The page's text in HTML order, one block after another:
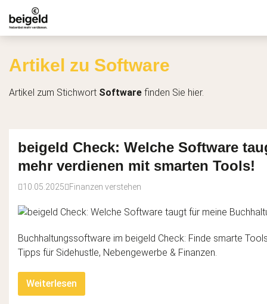
Artikel zu Software
Artikel zum Stichwort Software finden Sie hier.
beigeld Check: Welche Software
mehr verdienen mit smarten Tools!
10.05.2025 Finanzen verstehen
Buchhaltungssoftware im beigeld Check: Finde smarte
Tipps für Sidehustle, Nebengewerbe & Finanzen.
Weiterlesen